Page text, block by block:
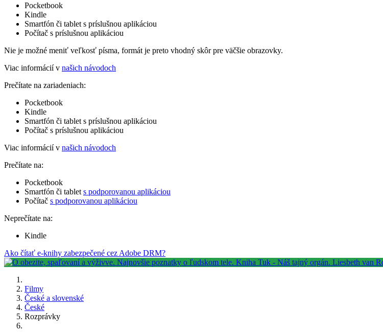
Pocketbook
Kindle
Smartfón či tablet s príslušnou aplikáciou
Počítač s príslušnou aplikáciou
Nie je možné meniť veľkosť písma, formát je preto vhodný skôr pre väčšie obrazovky.
Viac informácií v našich návodoch
Prečítate na zariadeniach:
Pocketbook
Kindle
Smartfón či tablet s príslušnou aplikáciou
Počítač s príslušnou aplikáciou
Viac informácií v našich návodoch
Prečítate na:
Pocketbook
Smartfón či tablet s podporovanou aplikáciou
Počítač s podporovanou aplikáciou
Neprečítate na:
Kindle
Ako čítať e-knihy zabezpečené cez Adobe DRM?
Filmy
České a slovenské
České
Rozprávky